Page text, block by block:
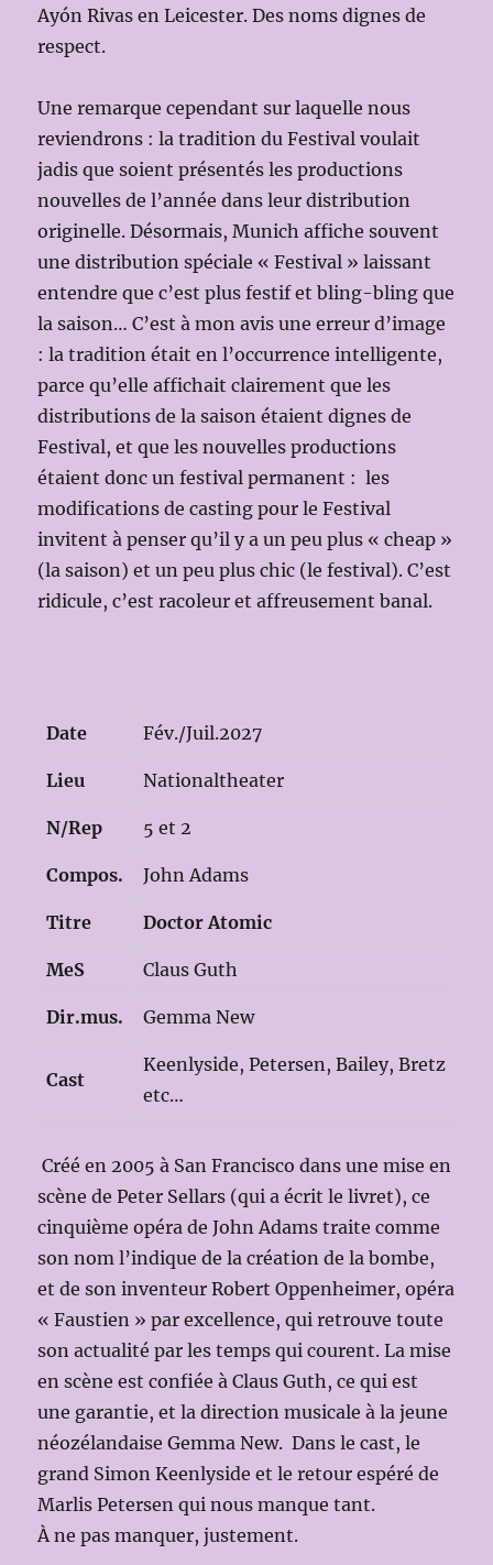
Ayón Rivas en Leicester. Des noms dignes de
respect.
Une remarque cependant sur laquelle nous
reviendrons : la tradition du Festival voulait
jadis que soient présentés les productions
nouvelles de l’année dans leur distribution
originelle. Désormais, Munich affiche souvent
une distribution spéciale « Festival » laissant
entendre que c’est plus festif et bling-bling que
la saison… C’est à mon avis une erreur d’image
: la tradition était en l’occurrence intelligente,
parce qu’elle affichait clairement que les
distributions de la saison étaient dignes de
Festival, et que les nouvelles productions
étaient donc un festival permanent : les
modifications de casting pour le Festival
invitent à penser qu’il y a un peu plus « cheap »
(la saison) et un peu plus chic (le festival). C’est
ridicule, c’est racoleur et affreusement banal.
Date Fév./Juil.2027
Lieu Nationaltheater
N/Rep 5 et 2
Compos. John Adams
Titre Doctor Atomic
MeS Claus Guth
Dir.mus. Gemma New
Cast
Keenlyside, Petersen, Bailey, Bretz
etc…
Créé en 2005 à San Francisco dans une mise en
scène de Peter Sellars (qui a écrit le livret), ce
cinquième opéra de John Adams traite comme
son nom l’indique de la création de la bombe,
et de son inventeur Robert Oppenheimer, opéra
« Faustien » par excellence, qui retrouve toute
son actualité par les temps qui courent. La mise
en scène est confiée à Claus Guth, ce qui est
une garantie, et la direction musicale à la jeune
néozélandaise Gemma New. Dans le cast, le
grand Simon Keenlyside et le retour espéré de
Marlis Petersen qui nous manque tant.
À ne pas manquer, justement.